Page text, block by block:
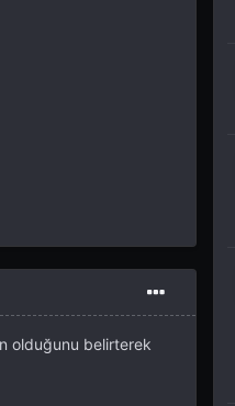
olduğunu belirterek